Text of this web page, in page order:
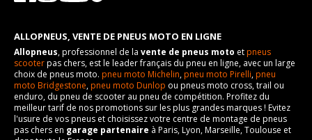
ALLOPNEUS, VENTE DE PNEUS MOTO EN LIGNE
Allopneus, professionnel de la vente de pneus moto etpneus
scooterpas chers, est le leader français du pneu en ligne, avec un large
choix de pneus moto. pneu moto Michelin,pneu moto Pirelli,pneu
moto Bridgestone,pneu moto Dunlop ou pneus moto cross, trail ou
enduro, du pneu de scooter au pneu de compétition. Profitez du
meilleur tarif de nos promotions sur les plus grandes marques ! Evitez
l'usure de vos pneus et choisissez votre centre de montage de pneus
pas chers en garage partenaire à Paris, Lyon, Marseille, Toulouse et